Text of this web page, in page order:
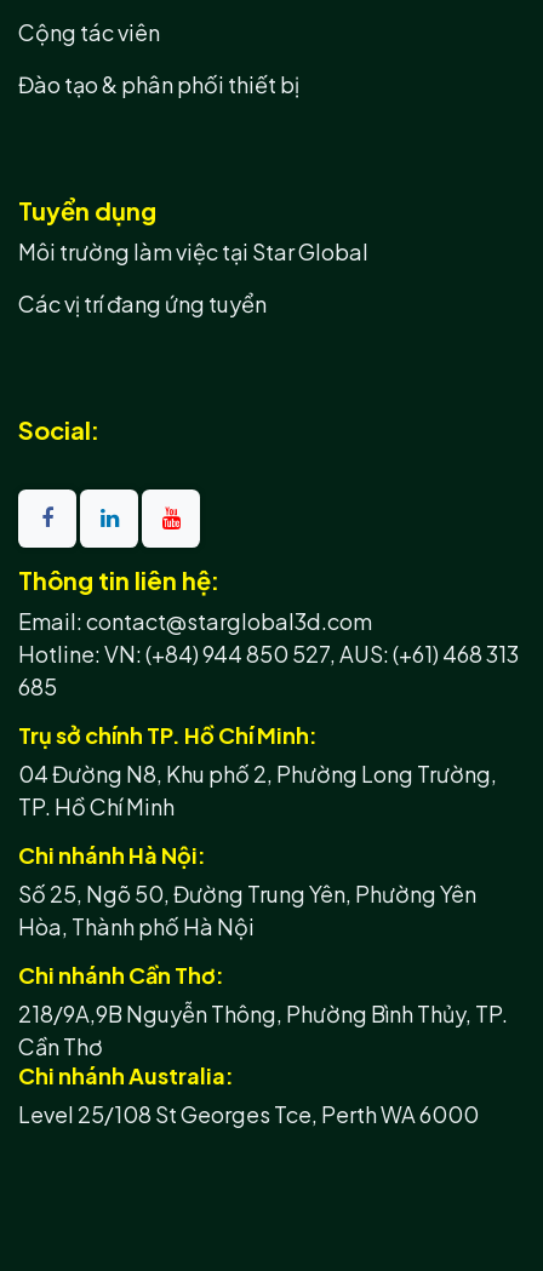
Thông tin liên hệ:
Email: contact@starglobal3d.com
Hotline:VN: (+84) 944 850 527,AUS: (+61) 468 313
685
Trụ sở chính TP. Hồ Chí Minh:
04 Đường N8, Khu phố 2, Phường Long Trường,
TP. Hồ Chí Minh
Chi nhánh Hà Nội:
Số 25, Ngõ 50, Đường Trung Yên, Phường Yên
Hòa, Thành phố Hà Nội
Chi nhánh Cần Thơ:
218/9A,9B Nguyễn Thông, Phường Bình Thủy, TP.
Cần Thơ
Chi nhánh Australia:
Level 25/108 St Georges Tce, Perth WA 6000
Social:
Cộng tác viên
Đào tạo & phân phối thiết bị
Tuyển dụng
Môi trường làm việc tại Star Global
Các vị trí đang ứng tuyển